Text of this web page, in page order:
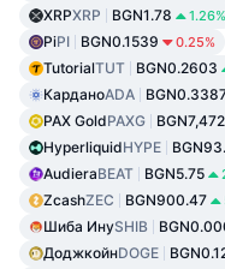
XRPXRP BGN1.78 1.26%
PiPI BGN0.1539 0.25%
TutorialTUT BGN0.2603
КарданоADA
PAX GoldPAXG
HyperliquidHYPE
AudieraBEAT BGN5.75
ZcashZEC BGN900.47
Шиба ИнуSHIB
ДоджкойнDOGE